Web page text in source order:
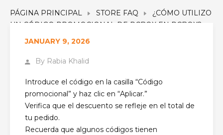
PÁGINA PRINCIPAL STORE FAQ
¿CÓMO UTILIZO
UN CÓDIGO PROMOCIONAL DE PCBOX EN PCBOX?
JANUARY 9, 2026
By Rabia Khalid
Introduce el código en la casilla “Código
promocional” y haz clic en “Aplicar.”
Verifica que el descuento se refleje en el total de
tu pedido.
Recuerda que algunos códigos tienen